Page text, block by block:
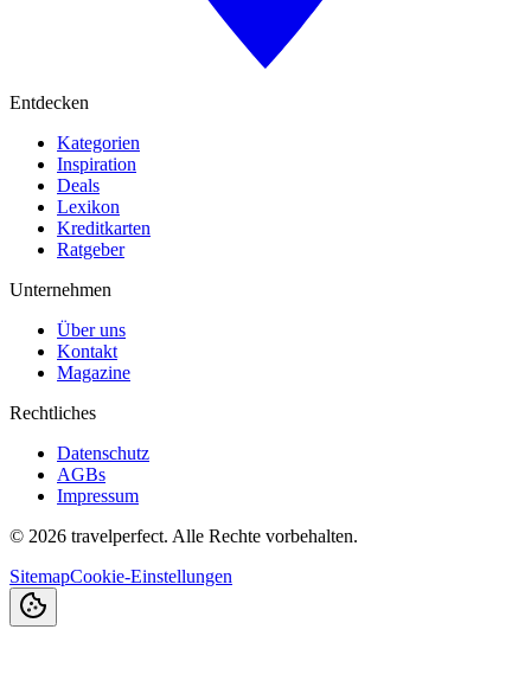
Entdecken
Kategorien
Inspiration
Deals
Lexikon
Kreditkarten
Ratgeber
Unternehmen
Über uns
Kontakt
Magazine
Rechtliches
Datenschutz
AGBs
Impressum
© 2026 travelperfect. Alle Rechte vorbehalten.
SitemapCookie-Einstellungen